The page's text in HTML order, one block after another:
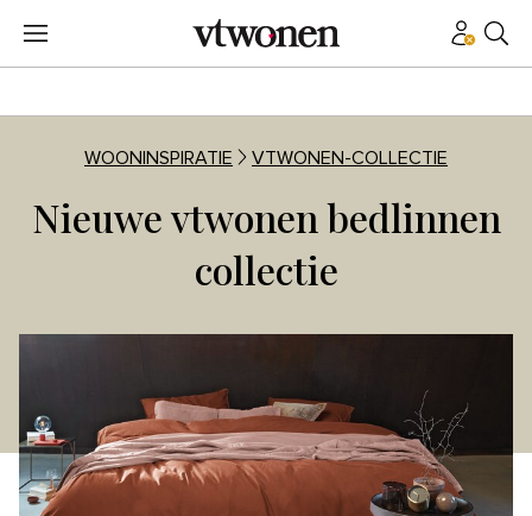
WOONINSPIRATIE VTWONEN-COLLECTIE
Nieuwe vtwonen bedlinnen
collectie